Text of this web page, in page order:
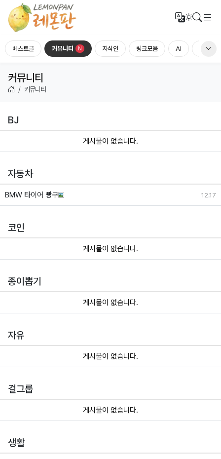
번역다크모드
검색
베스트글 커뮤니티 N 지식인 링크모음 AI 홍보하
커뮤니티
커뮤니티
BJ
게시물이 없습니다.
자동차
BMW 타이어 빵구 12.17
코인
게시물이 없습니다.
종이뽑기
게시물이 없습니다.
자유
게시물이 없습니다.
걸그룹
게시물이 없습니다.
생활